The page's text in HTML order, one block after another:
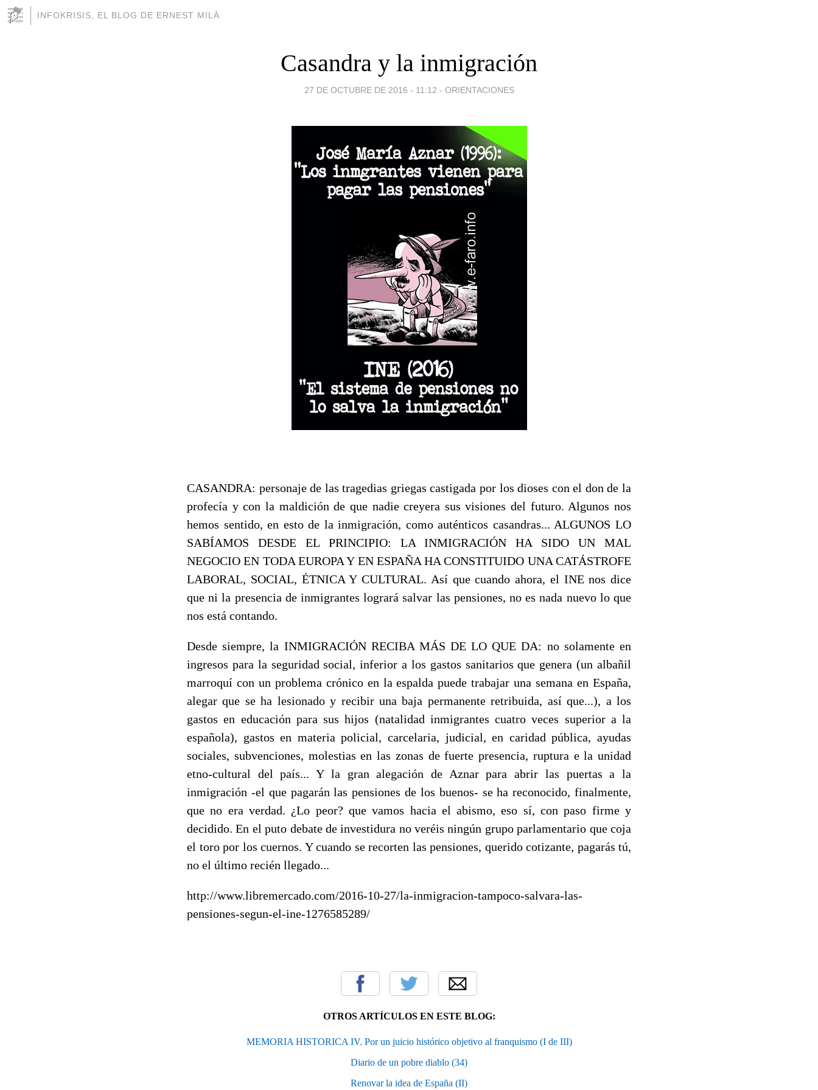
INFOKRISIS, EL BLOG DE ERNEST MILÀ
Casandra y la inmigración
27 DE OCTUBRE DE 2016 - 11:12 - ORIENTACIONES
CASANDRA: personaje de las tragedias griegas castigada por los dioses con el don de la
profecía y con la maldición de que nadie creyera sus visiones del futuro. Algunos nos
hemos sentido, en esto de la inmigración, como auténticos casandras... ALGUNOS LO
SABÍAMOS DESDE EL PRINCIPIO: LA INMIGRACIÓN HA SIDO UN MAL
NEGOCIO EN TODA EUROPA Y EN ESPAÑA HA CONSTITUIDO UNA CATÁSTROFE
LABORAL, SOCIAL, ÉTNICA Y CULTURAL. Así que cuando ahora, el INE nos dice
que ni la presencia de inmigrantes logrará salvar las pensiones, no es nada nuevo lo que
nos está contando.
Desde siempre, la INMIGRACIÓN RECIBA MÁS DE LO QUE DA: no solamente en
ingresos para la seguridad social, inferior a los gastos sanitarios que genera (un albañil
marroquí con un problema crónico en la espalda puede trabajar una semana en España,
alegar que se ha lesionado y recibir una baja permanente retribuida, así que...), a los
gastos en educación para sus hijos (natalidad inmigrantes cuatro veces superior a la
española), gastos en materia policial, carcelaria, judicial, en caridad pública, ayudas
sociales, subvenciones, molestias en las zonas de fuerte presencia, ruptura e la unidad
etno-cultural del país... Y la gran alegación de Aznar para abrir las puertas a la
inmigración -el que pagarán las pensiones de los buenos- se ha reconocido, finalmente,
que no era verdad. ¿Lo peor? que vamos hacia el abismo, eso sí, con paso firme y
decidido. En el puto debate de investidura no veréis ningún grupo parlamentario que coja
el toro por los cuernos. Y cuando se recorten las pensiones, querido cotizante, pagarás tú,
no el último recién llegado...
http://www.libremercado.com/2016-10-27/la-inmigracion-tampoco-salvara-las-
pensiones-segun-el-ine-1276585289/
OTROS ARTÍCULOS EN ESTE BLOG:
MEMORIA HISTORICA IV. Por un juicio histórico objetivo al franquismo (I de III)
Diario de un pobre diablo (34)
Renovar la idea de España (II)